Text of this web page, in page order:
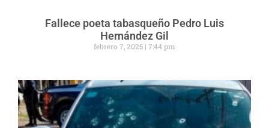
Fallece poeta tabasqueño Pedro Luis
Hernández Gil
febrero 7, 2025 7:44 pm